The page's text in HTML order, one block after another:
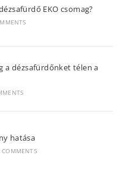
EKO csomag?
a dézsafürdőnket télen a
hatása
COMMENTS